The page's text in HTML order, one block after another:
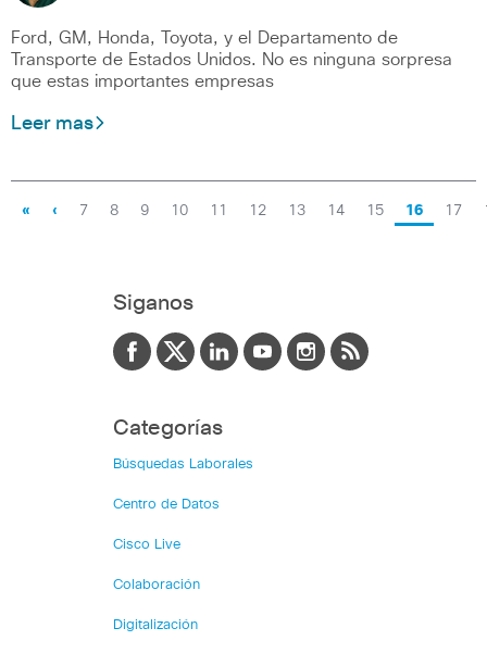
Ford, GM, Honda, Toyota, y el Departamento de
Transporte de Estados Unidos. No es ninguna sorpresa
que estas importantes empresas
Leer mas
« ‹ 7 8 9 10 11 12 13 14 15 16 17
Siganos
Categorías
Búsquedas Laborales
Centro de Datos
Cisco Live
Colaboración
Digitalización